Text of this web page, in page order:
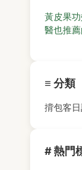
黃皮果
醫也推
≡ 分類
揹包客
# 熱門